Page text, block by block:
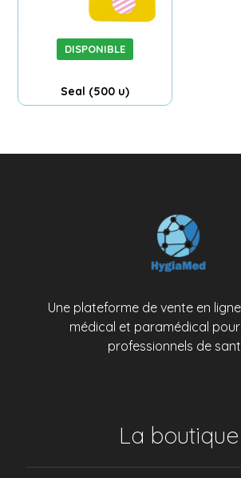
DISPONIBLE
Seal (500 u)
Une plateforme de vente en
médical et paramédical
professionnels de
La boutique